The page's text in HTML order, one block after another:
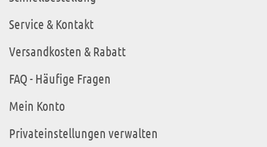
Service & Kontakt
Versandkosten & Rabatt
FAQ - Häufige Fragen
Mein Konto
Privateinstellungen verwalten